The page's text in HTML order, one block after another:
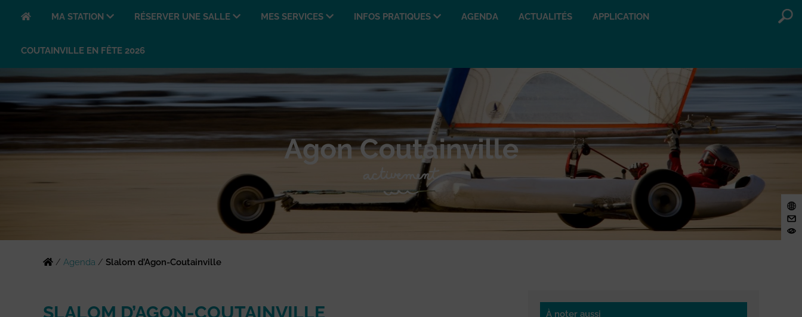
MA STATION RÉSERVER UNE SALLE MES SERVICES INFOS PRATIQUES AGENDA ACTUALITÉS APPLICATION
COUTAINVILLE EN FÊTE 2026
/ Agenda / Slalom d’Agon-Coutainville
SLALOM D’AGON-COUTAINVILLE À noter aussi